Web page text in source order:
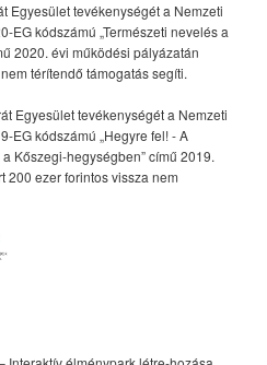
Egyesület tevékenységét a Nemzeti
EG kódszámú „Természeti nevelés a
2020. évi működési pályázatán
térítendő támogatás segíti.
Egyesület tevékenységét a Nemzeti
EG kódszámú „Hegyre fel! - A
Kőszegi-hegységben” című 2019.
200 ezer forintos vissza nem